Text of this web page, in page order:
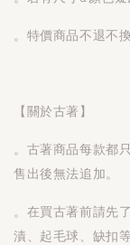
。特價商品不退不換
【關於古著】
。古著商品每款都
售出後無法追加。
。在買古著前請先
漬、起毛球、缺扣